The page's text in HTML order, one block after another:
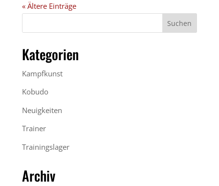
« Ältere Einträge
Kategorien
Kampfkunst
Kobudo
Neuigkeiten
Trainer
Trainingslager
Archiv